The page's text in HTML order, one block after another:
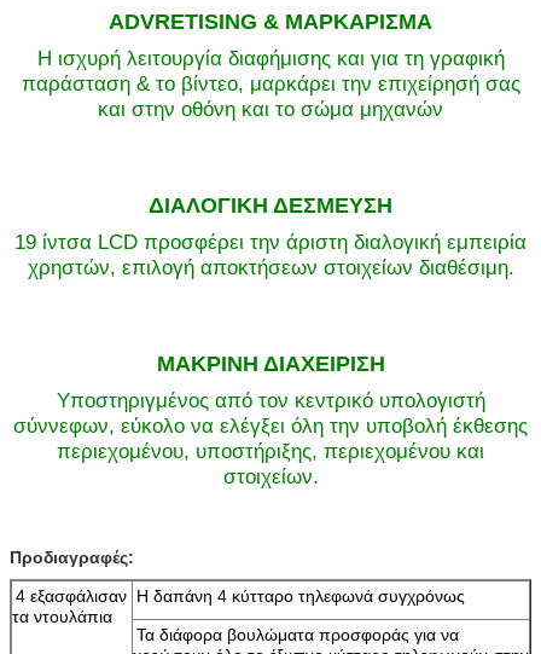
Αφήστε ένα μήνυμα
ADVRETISING & ΜΑΡΚΑΡΙΣΜΑ
Η ισχυρή λειτουργία διαφήμισης και για τη γραφική
παράσταση & το βίντεο, μαρκάρει την επιχείρησή σας
και στην οθόνη και το σώμα μηχανών
ΔΙΑΛΟΓΙΚΗ ΔΕΣΜΕΥΣΗ
19 ίντσα LCD προσφέρει την άριστη διαλογική εμπειρία
χρηστών, επιλογή αποκτήσεων στοιχείων διαθέσιμη.
ΜΑΚΡΙΝΗ ΔΙΑΧΕΙΡΙΣΗ
Υποστηριγμένος από τον κεντρικό υπολογιστή
σύννεφων, εύκολο να ελέγξει όλη την υποβολή έκθεσης
περιεχομένου, υποστήριξης, περιεχομένου και
στοιχείων.
Προδιαγραφές:
4 εξασφάλισαν
τα ντουλάπια
Η δαπάνη 4 κύτταρο τηλεφωνά συγχρόνως
Τα διάφορα βουλώματα προσφοράς για να